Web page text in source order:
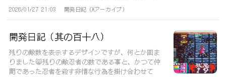
2026/01/27 21:03 開発日記（Xアーカイブ）
開発日記（其の百十八）
残りの敵数を表示するデザインですが、何とか固ま
りました😸残りの敵忍者の数である事と、かつて仲
間であった忍者を殺す非情な行為を掛け合わせて